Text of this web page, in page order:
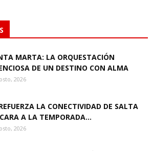
MARTA: LA ORQUESTACIÓN
DE UN DESTINO CON ALMA
2026
LA CONECTIVIDAD DE SALTA
A LA TEMPORADA...
2026